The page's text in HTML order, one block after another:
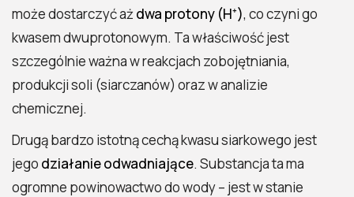
może dostarczyć aż dwa protony (H⁺), co czyni go
kwasem dwuprotonowym. Ta właściwość jest
szczególnie ważna w reakcjach zobojętniania,
produkcji soli (siarczanów) oraz w analizie
chemicznej.
Drugą bardzo istotną cechą kwasu siarkowego jest
jego działanie odwadniające. Substancja ta ma
ogromne powinowactwo do wody – jest w stanie